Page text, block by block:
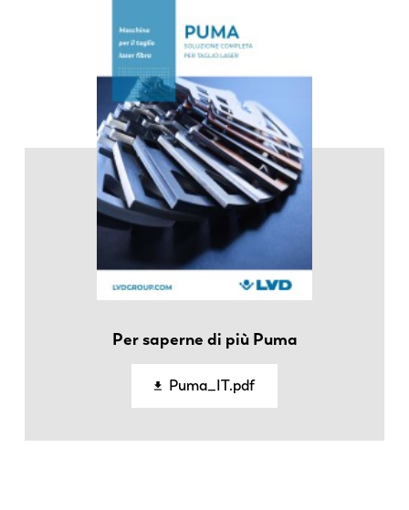
Per saperne di più Puma
Puma_IT.pdf
NL
EN-US
IT